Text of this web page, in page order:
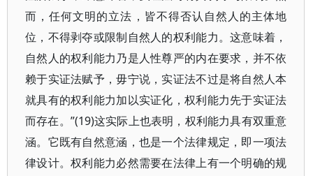
而，任何文明的立法，皆不得否认自然人的主体地
位，不得剥夺或限制自然人的权利能力。这意味着，
自然人的权利能力乃是人性尊严的内在要求，并不依
赖于实证法赋予，毋宁说，实证法不过是将自然人本
就具有的权利能力加以实证化，权利能力先于实证法
而存在。”(19)这实际上也表明，权利能力具有双重意
涵。它既有自然意涵，也是一个法律规定，即一项法
律设计。权利能力必然需要在法律上有一个明确的规